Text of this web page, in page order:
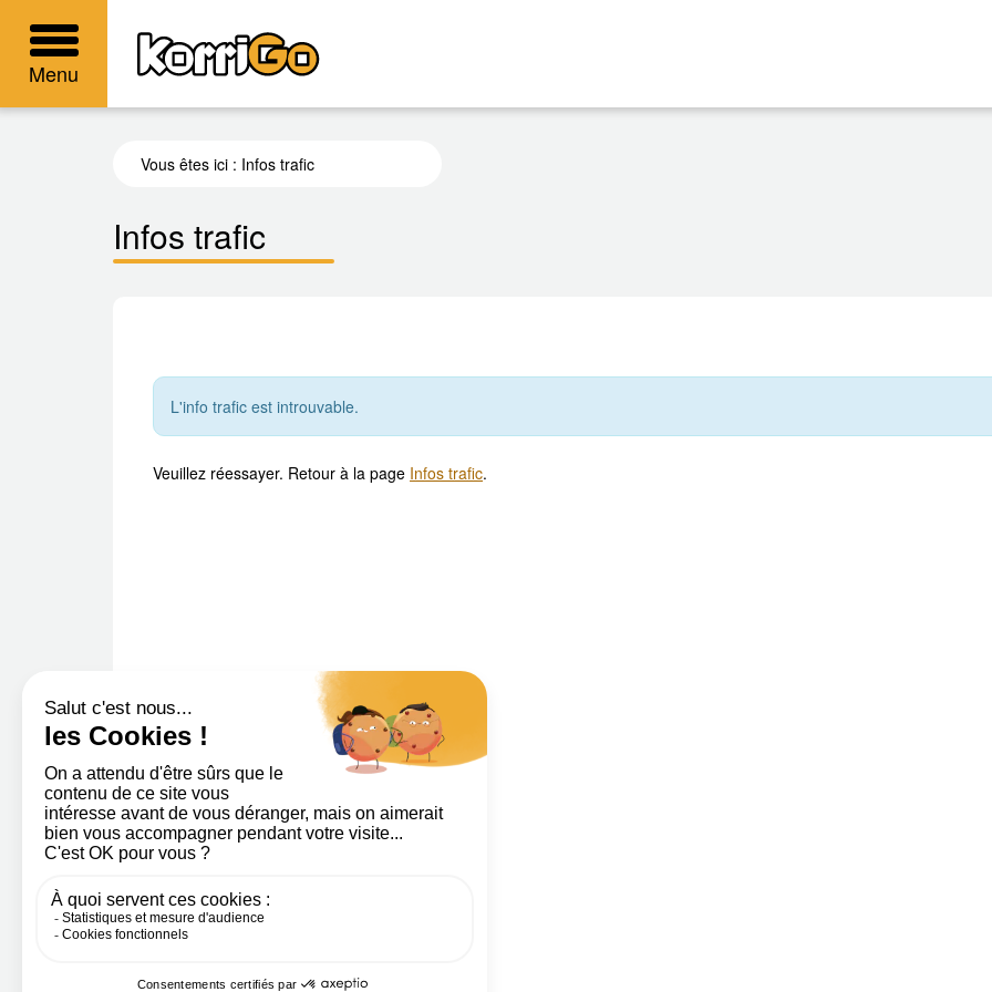
Menu
Vous êtes ici : Infos trafic
Infos trafic
L'info trafic est introuvable.
Veuillez réessayer. Retour à la page Infos trafic.